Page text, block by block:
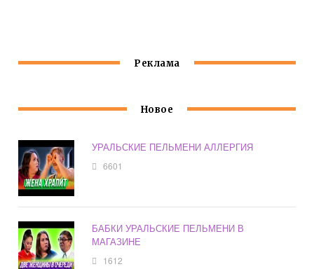
Реклама
Новое
УРАЛЬСКИЕ ПЕЛЬМЕНИ АЛЛЕРГИЯ
6601
БАБКИ УРАЛЬСКИЕ ПЕЛЬМЕНИ В
МАГАЗИНЕ
1612